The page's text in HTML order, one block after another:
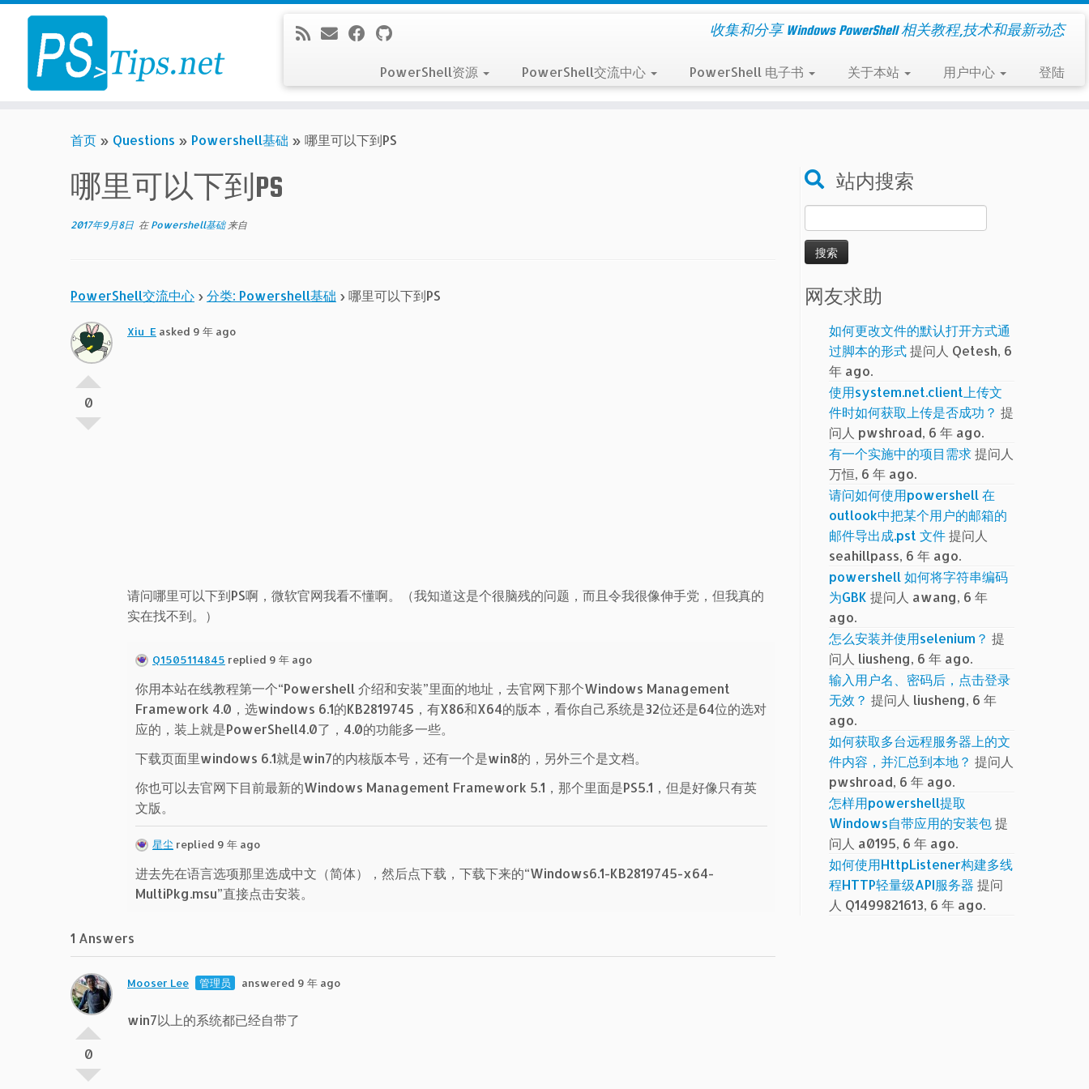
Skip
content
收集和分享 Windows PowerShell 相关教程,技术和最新动态
PowerShell资源 PowerShell交流中心 PowerShell 电子书 关于本站 用户中心 登陆
首页 » Questions » Powershell基础 » 哪里可以下到PS
哪里可以下到PS
2017年9月8日 在 Powershell基础 来自
PowerShell交流中心 › 分类: Powershell基础 › 哪里可以下到PS
0
Xiu_E asked 9 年 ago
请问哪里可以下到PS啊，微软官网我看不懂啊。（我知道这是个很脑残的问题，而且令我很像伸手党，但我真的
实在找不到。）
Q1505114845 replied 9 年 ago
你用本站在线教程第一个“Powershell 介绍和安装”里面的地址，去官网下那个Windows Management
Framework 4.0，选windows 6.1的KB2819745，有X86和X64的版本，看你自己系统是32位还是64位的选对
应的，装上就是PowerShell4.0了，4.0的功能多一些。
下载页面里windows 6.1就是win7的内核版本号，还有一个是win8的，另外三个是文档。
你也可以去官网下目前最新的Windows Management Framework 5.1，那个里面是PS5.1，但是好像只有英
文版。
星尘 replied 9 年 ago
进去先在语言选项那里选成中文（简体），然后点下载，下载下来的“Windows6.1-KB2819745-x64-
MultiPkg.msu”直接点击安装。
1 Answers
0
Mooser Lee 管理员 answered 9 年 ago
win7以上的系统都已经自带了
站内搜索
索：
网友求助
如何更改文件的默认打开方式通
过脚本的形式提问人 Qetesh, 6
年 ago.
使用system.net.client上传文
件时如何获取上传是否成功？ 提
问人 pwshroad, 6 年 ago.
有一个实施中的项目需求提问人
万恒, 6 年 ago.
请问如何使用powershell 在
outlook中把某个用户的邮箱的
邮件导出成.pst 文件提问人
seahillpass, 6 年 ago.
powershell 如何将字符串编码
为GBK 提问人 awang, 6 年
ago.
怎么安装并使用selenium？ 提
问人 liusheng, 6 年 ago.
输入用户名、密码后，点击登录
无效？ 提问人 liusheng, 6 年
ago.
如何获取多台远程服务器上的文
件内容，并汇总到本地？ 提问人
pwshroad, 6 年 ago.
怎样用powershell提取
Windows自带应用的安装包提
问人 a0195, 6 年 ago.
如何使用HttpListener构建多线
程HTTP轻量级API服务器 提问
人 Q1499821613, 6 年 ago.